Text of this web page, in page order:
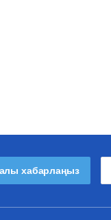
хабарлаңыз